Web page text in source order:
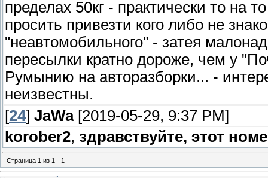
пределах 50кг - практически то на
просить привезти кого либо не
"неавтомобильного" - затея
пересылки кратно дороже, чем у
Румынию на авторазборки... -
неизвестны.
[24] JaWa[2019-05-29, 9:37 PM]
korober2, здравствуйте, этот
Страница 1 из 1 1